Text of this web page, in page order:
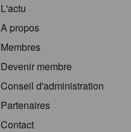
L'actu
A propos
Membres
Devenir membre
Conseil d'administration
Partenaires
Contact